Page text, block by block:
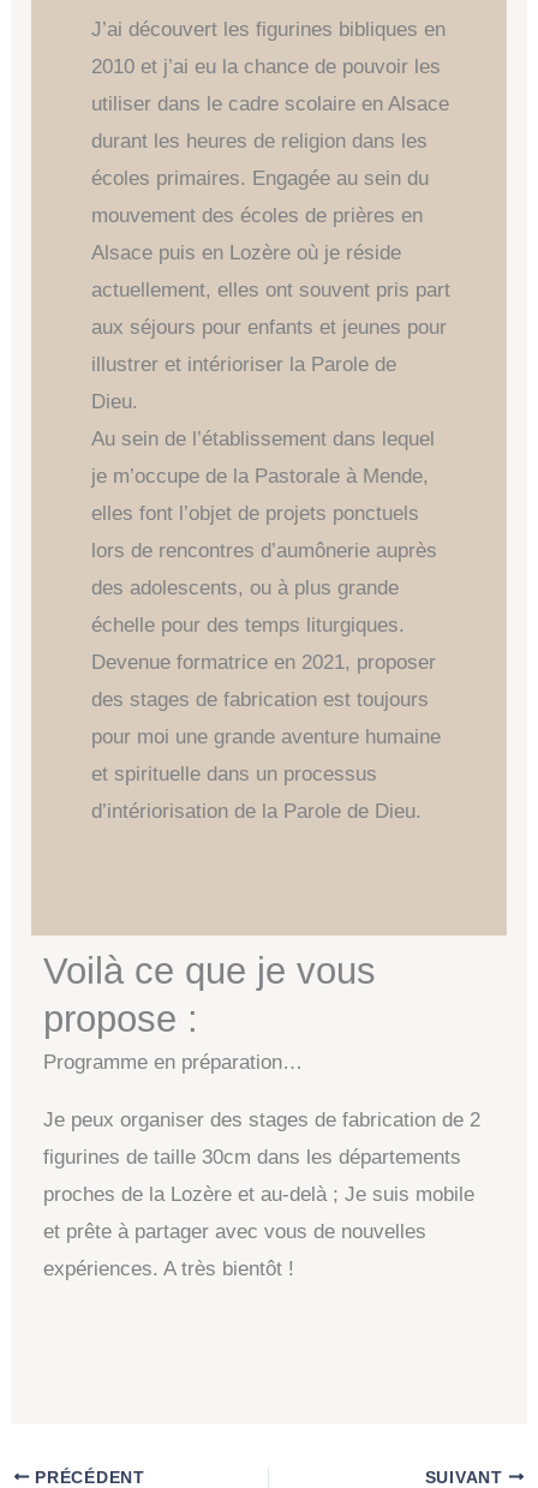
J’ai découvert les figurines bibliques en
2010 et j’ai eu la chance de pouvoir les
utiliser dans le cadre scolaire en Alsace
durant les heures de religion dans les
écoles primaires. Engagée au sein du
mouvement des écoles de prières en
Alsace puis en Lozère où je réside
actuellement, elles ont souvent pris part
aux séjours pour enfants et jeunes pour
illustrer et intérioriser la Parole de
Dieu.
Au sein de l’établissement dans lequel
je m’occupe de la Pastorale à Mende,
elles font l’objet de projets ponctuels
lors de rencontres d’aumônerie auprès
des adolescents, ou à plus grande
échelle pour des temps liturgiques.
Devenue formatrice en 2021, proposer
des stages de fabrication est toujours
pour moi une grande aventure humaine
et spirituelle dans un processus
d’intériorisation de la Parole de Dieu.
Voilà ce que je vous
propose :
Programme en préparation…
Je peux organiser des stages de fabrication de 2
figurines de taille 30cm dans les départements
proches de la Lozère et au-delà ; Je suis mobile
et prête à partager avec vous de nouvelles
expériences. A très bientôt !
PRÉCÉDENT SUIVANT